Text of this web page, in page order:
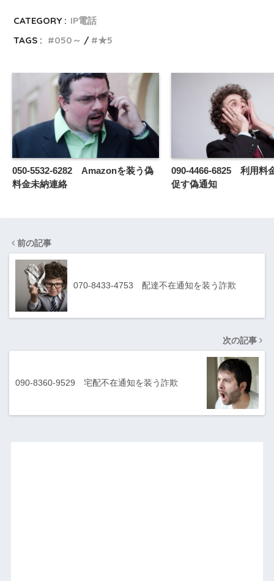
CATEGORY : IP電話
TAGS :
050～ ★5
050-5532-6282 Amazonを装う偽
料金未納連絡
090-4466-6825 利用料
促す偽通知
前の記事
070-8433-4753 配達不在通知を装う詐欺
次の記事
090-8360-9529 宅配不在通知を装う詐欺